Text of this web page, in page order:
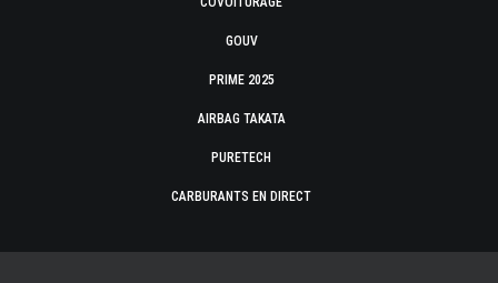
GOUV
PRIME 2025
AIRBAG TAKATA
PURETECH
CARBURANTS EN DIRECT